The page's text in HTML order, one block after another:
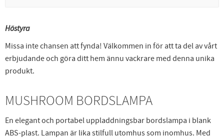
Höstyra
Missa inte chansen att fynda! Välkommen in för att ta del av vårt
erbjudande och göra ditt hem ännu vackrare med denna unika
produkt.
MUSHROOM BORDSLAMPA
En elegant och portabel uppladdningsbar bordslampa i blank
ABS-plast. Lampan är lika stilfull utomhus som inomhus. Med